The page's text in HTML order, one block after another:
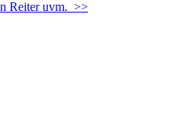
Reiter uvm. >>